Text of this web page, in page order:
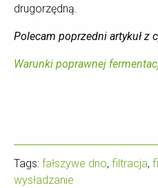
drugorzędną.
Polecam poprzedni artykuł z
Warunki poprawnej
Tags: fałszywe dno, filtracja,
wysładzanie